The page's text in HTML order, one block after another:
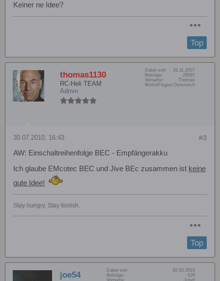
Keiner ne Idee?
Top
thomas1130
RC-Heli TEAM
Admin
Dabei seit:
26.11.2007
Beiträge:
26097
Vorname:
Thomas
Wohn/Flugort:Österreich
#3
30.07.2010, 16:43
AW: Einschaltreihenfolge BEC - Empfängerakku
Ich glaube EMcotec BEC und Jive BEc zusammen ist keine
gute Idee!
Stay hungry. Stay foolish.
Top
joe54 Dabei seit:
30.03.2010
Beiträge:
528
Vorname:
Josef